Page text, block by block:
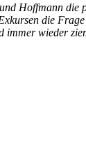
und Hoffmann
die
immer wieder